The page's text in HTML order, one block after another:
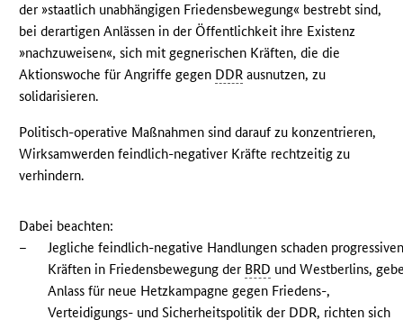
der »staatlich unabhängigen Friedensbewegung« bestrebt sind,
bei derartigen Anlässen in der Öffentlichkeit ihre Existenz
»nachzuweisen«, sich mit gegnerischen Kräften, die die
Aktionswoche für Angriffe gegen DDR ausnutzen, zu
solidarisieren.
Politisch-operative Maßnahmen sind darauf zu konzentrieren,
Wirksamwerden feindlich-negativer Kräfte rechtzeitig zu
verhindern.
Dabei beachten:
–
Jegliche feindlich-negative Handlungen schaden
Kräften in Friedensbewegung der BRD und Westberlins,
Anlass für neue Hetzkampagne gegen Friedens-,
Verteidigungs- und Sicherheitspolitik der DDR, richten sich